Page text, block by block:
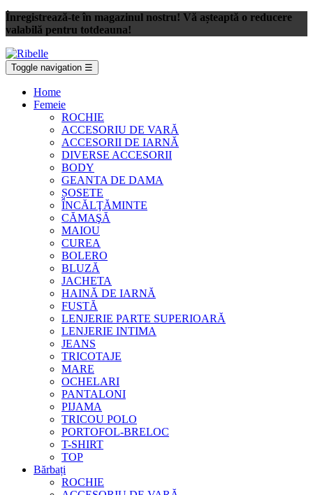
Înregistrează-te în magazinul nostru! Vă așteaptă o reducere
valabilă pentru totdeauna!
Toggle navigation ☰
Home
Femeie
ROCHIE
ACCESORIU DE VARĂ
ACCESORII DE IARNĂ
DIVERSE ACCESORII
BODY
GEANTA DE DAMA
ȘOSETE
ÎNCĂLŢĂMINTE
CĂMAŞĂ
MAIOU
CUREA
BOLERO
BLUZĂ
JACHETA
HAINĂ DE IARNĂ
FUSTĂ
LENJERIE PARTE SUPERIOARĂ
LENJERIE INTIMA
JEANS
TRICOTAJE
MARE
OCHELARI
PANTALONI
PIJAMA
TRICOU POLO
PORTOFOL-BRELOC
T-SHIRT
TOP
Bărbați
ROCHIE